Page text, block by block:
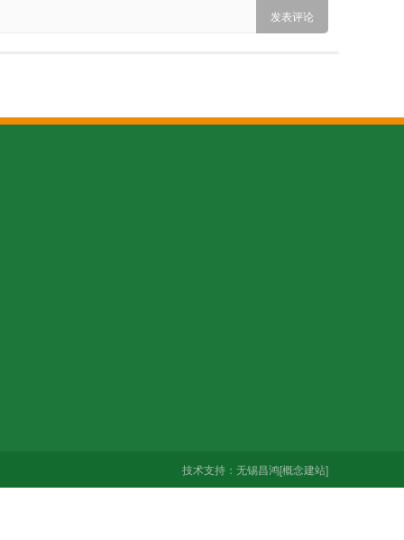
微信扫码 关注我们
技术支持： 无锡昌鸿[概念建站]